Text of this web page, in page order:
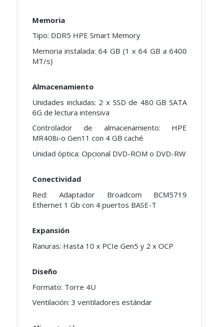
Memoria
Tipo: DDR5 HPE Smart Memory
Memoria instalada: 64 GB (1 x 64 GB a 6400
MT/s)
Almacenamiento
Unidades incluidas: 2 x SSD de 480 GB SATA
6G de lectura intensiva
Controlador de almacenamiento: HPE
MR408i-o Gen11 con 4 GB caché
Unidad óptica: Opcional DVD-ROM o DVD-RW
Conectividad
Red: Adaptador Broadcom BCM5719
Ethernet 1 Gb con 4 puertos BASE-T
Expansión
Ranuras: Hasta 10 x PCIe Gen5 y 2 x OCP
Diseño
Formato: Torre 4U
Ventilación: 3 ventiladores estándar